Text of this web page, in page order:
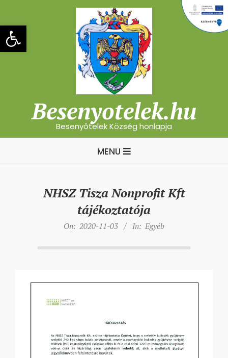
Eszköztár megnyitása
content
Besenyotelek.hu
Besenyőtelek Község honlapja
MENU
NHSZ Tisza Nonprofit Kft
tájékoztatója
On: 2020-11-03 In: Egyéb